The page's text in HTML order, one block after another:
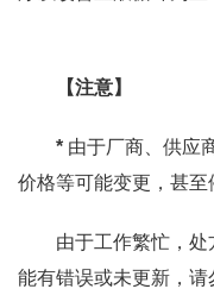
【注意】
* 由于厂商、供应
价格等可能变更，甚至
由于工作繁忙，
能有错误或未更新，请